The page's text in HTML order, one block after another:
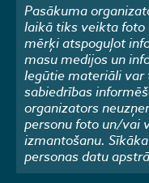
Pasākuma
laikā tiks veikta foto
mērķi atspoguļot
masu medijos un
Iegūtie materiāli
sabiedrības
organizators
personu foto un/vai
izmantošanu.
personas datu